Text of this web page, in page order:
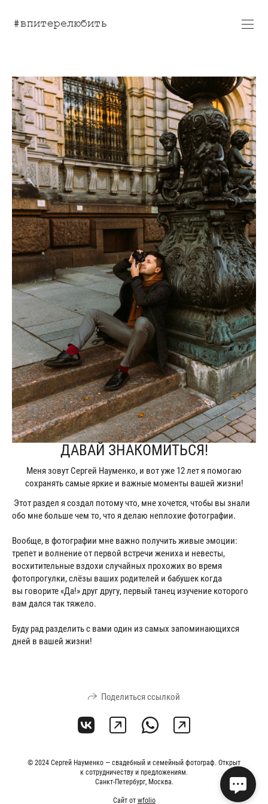
ДАВАЙ ЗНАКОМИТЬСЯ!
Меня зовут Сергей Науменко, и вот уже 12 лет я помогаю
сохранять самые яркие и важные моменты вашей жизни!
Этот раздел я создал потому что, мне хочется, чтобы вы знали
обо мне больше чем то, что я делаю неплохие фотографии.
Вообще, в фотографии мне важно получить живые эмоции:
трепет и волнение от первой встречи жениха и невесты,
восхитительные вздохи случайных прохожих во время
фотопрогулки, слёзы ваших родителей и бабушек когда
вы говорите «Да!» друг другу, первый танец изучение которого
вам дался так тяжело.
Буду рад разделить с вами один из самых запоминающихся
дней в вашей жизни!
Поделиться ссылкой
© 2024 Сергей Науменко — свадебный и семейный фотограф. Открыт
к сотрудничеству и предложениям.
Санкт-Петербург, Москва.
Сайт от wfolio